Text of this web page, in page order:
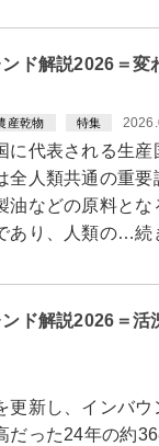
ド解説2026＝
産乾物 特集
代表される生
全人類共通の重
油などの原料と
あり、人類の…続
ド解説2026＝
新し、インバ
だった24年の約